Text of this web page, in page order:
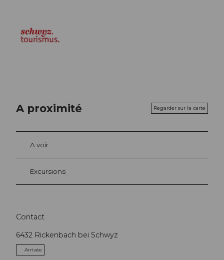
A proximité Regarder sur la carte
A voir
Excursions
Contact
6432 Rickenbach bei Schwyz
Arrivée